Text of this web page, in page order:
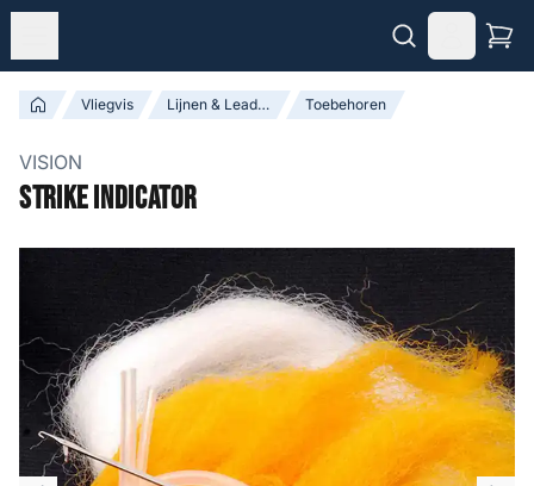
Vliegvis Lijnen & Leaders Toebehoren
VISION
Strike Indicator